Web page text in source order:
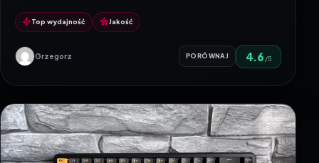
Top wydajność Jakość
Grzegorz PORÓWNAJ 4.6 /5